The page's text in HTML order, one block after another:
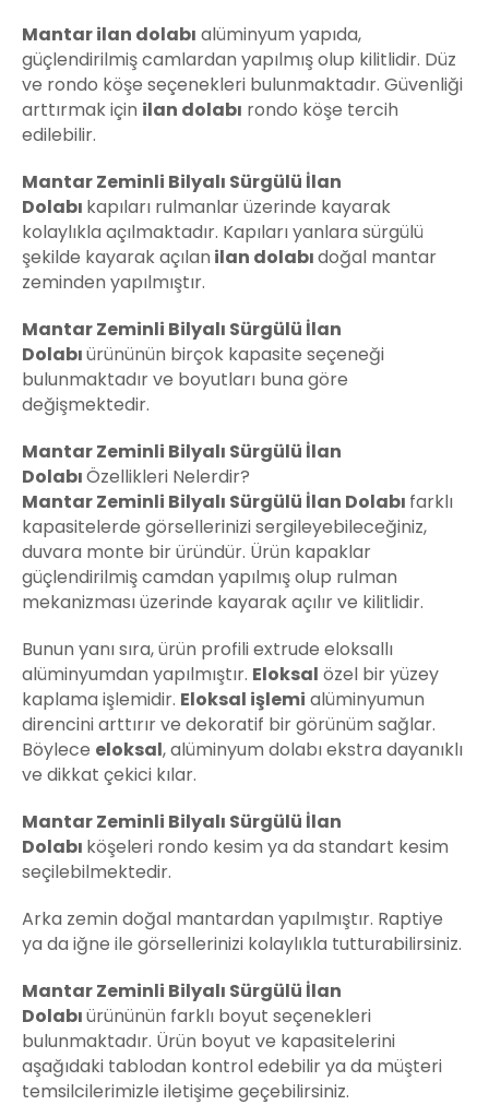
Mantar ilan dolabı alüminyum yapıda,
güçlendirilmiş camlardan yapılmış olup kilitlidir. Düz
ve rondo köşe seçenekleri bulunmaktadır. Güvenliği
arttırmak için ilan dolabı rondo köşe tercih
edilebilir.
Mantar Zeminli Bilyalı Sürgülü İlan
Dolabı kapıları rulmanlar üzerinde kayarak
kolaylıkla açılmaktadır. Kapıları yanlara sürgülü
şekilde kayarak açılan ilan dolabıdoğal mantar
zeminden yapılmıştır.
Mantar Zeminli Bilyalı Sürgülü İlan
Dolabıürününün birçok kapasite seçeneği
bulunmaktadır ve boyutları buna göre
değişmektedir.
Mantar Zeminli Bilyalı Sürgülü İlan
DolabıÖzellikleri Nelerdir?
Mantar Zeminli Bilyalı Sürgülü İlan Dolabı farklı
kapasitelerde görsellerinizi sergileyebileceğiniz,
duvara monte bir üründür. Ürün kapaklar
güçlendirilmiş camdan yapılmış olup rulman
mekanizması üzerinde kayarak açılır ve kilitlidir.
Bunun yanı sıra, ürün profili extrude eloksallı
alüminyumdan yapılmıştır. Eloksal özel bir yüzey
kaplama işlemidir. Eloksal işlemi alüminyumun
direncini arttırır ve dekoratif bir görünüm sağlar.
Böylece eloksal, alüminyum dolabı ekstra dayanıklı
ve dikkat çekici kılar.
Mantar Zeminli Bilyalı Sürgülü İlan
Dolabı köşeleri rondo kesim ya da standart kesim
seçilebilmektedir.
Arka zemin doğal mantardan yapılmıştır. Raptiye
ya da iğne ile görsellerinizi kolaylıkla tutturabilirsiniz.
Mantar Zeminli Bilyalı Sürgülü İlan
Dolabıürününün farklı boyut seçenekleri
bulunmaktadır. Ürün boyut ve kapasitelerini
aşağıdaki tablodan kontrol edebilir ya da müşteri
temsilcilerimizle iletişime geçebilirsiniz.